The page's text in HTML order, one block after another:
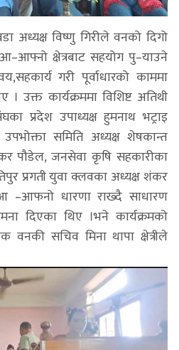
अध्यक्ष विष्णु गिरीले वनको दिगो
क्षेत्रबाट सहयोग पु–याउने
गरी पूर्वाधारको काममा
उक्त कार्यक्रममा विशिष्ट अतिथी
प्रदेश उपाध्यक्ष हुमनाथ भट्राइ
समिति अध्यक्ष शेषकान्त
पौडेल, जनसेवा कृषि सहकारीका
प्रगती युवा क्लवका अध्यक्ष शंकर
–आफनो धारणा राख्दै साधारण
दिएका थिए ।भने कार्यक्रमको
वनकी सचिव मिना थापा क्षेत्रीले